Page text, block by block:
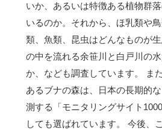
いか、あるいは特徴ある植物群
いるのか。それから、ほ乳類や
類、魚類、昆虫はどんなものが
の中を流れる余笹川と白戸川の
か、なども調査しています。 ま
あるブナの森は、日本の長期的
測する「モニタリングサイト
しても選ばれています。 今後、